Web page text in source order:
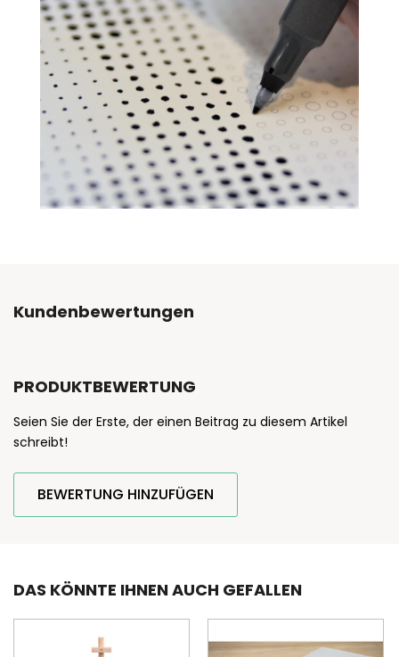
Kundenbewertungen
PRODUKTBEWERTUNG
Seien Sie der Erste, der einen Beitrag zu diesem Artikel
schreibt!
BEWERTUNG HINZUFÜGEN
DAS KÖNNTE IHNEN AUCH GEFALLEN